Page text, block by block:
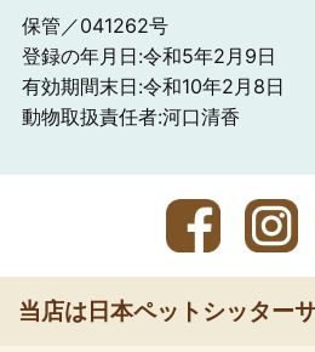
保管／041262号
登録の年月日:令和5年2月9日
有効期間末日:令和10年2月8日
動物取扱責任者:河口清香
当店は日本ペットシッター